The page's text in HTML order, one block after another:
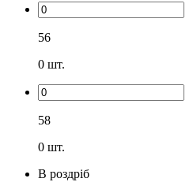
56
0 шт.
58
0 шт.
В роздріб